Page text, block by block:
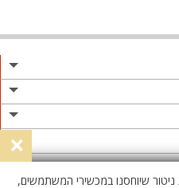
×
ניטור שיוחסנו במכשירי המשתמשים,